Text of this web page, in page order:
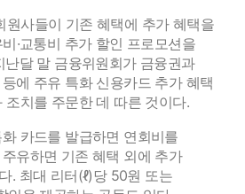
원사들이 기존 혜택에 추가 혜택을
·교통비 추가 할인 프로모션을
난달 말 금융위원회가 금융권과
에 주유 특화 신용카드 추가 혜택
조치를 주문한 데 따른 것이다.
카드를 발급하면 연회비를
유하면 기존 혜택 외에 추가
. 최대 리터(ℓ)당 50원 또는